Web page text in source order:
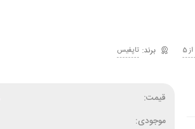
تاپفیس
قیمت:
موجودی: